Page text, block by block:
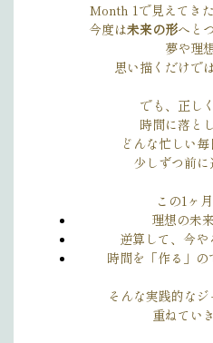
Month 1で見えてき
今度は未来の形へと
夢や理
思い描くだけで
でも、正し
時間に落と
どんな忙しい毎
少しずつ前に
この1ヶ月
理想の未
逆算して、今や
時間を「作る」の
そんな実践的な
重ねてい